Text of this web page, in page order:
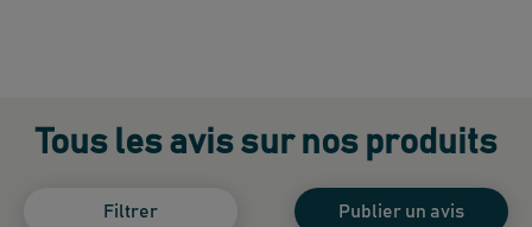
Tous les avis sur nos produits
Filtrer Publier un avis